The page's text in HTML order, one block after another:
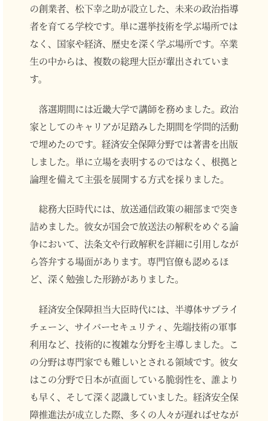
の創業者、松下幸之助が設立した、未来の政治指導
者を育てる学校です。単に選挙技術を学ぶ場所では
なく、国家や経済、歴史を深く学ぶ場所です。卒業
生の中からは、複数の総理大臣が輩出されていま
す。
落選期間には近畿大学で講師を務めました。政治
家としてのキャリアが足踏みした期間を学問的活動
で埋めたのです。経済安全保障分野では著書を出版
しました。単に立場を表明するのではなく、根拠と
論理を備えて主張を展開する方式を採りました。
総務大臣時代には、放送通信政策の細部まで突き
詰めました。彼女が国会で放送法の解釈をめぐる論
争において、法条文や行政解釈を詳細に引用しなが
ら答弁する場面があります。専門官僚も認めるほ
ど、深く勉強した形跡がありました。
経済安全保障担当大臣時代には、半導体サプライ
チェーン、サイバーセキュリティ、先端技術の軍事
利用など、技術的に複雑な分野を主導しました。こ
の分野は専門家でも難しいとされる領域です。彼女
はこの分野で日本が直面している脆弱性を、誰より
も早く、そして深く認識していました。経済安全保
障推進法が成立した際、多くの人々が遅ればせなが